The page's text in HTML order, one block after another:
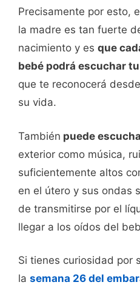
Precisamente por esto,
la madre es tan fuerte
nacimiento y es que
bebé podrá escuchar
que te reconocerá
su vida.
También puede
exterior como música,
suficientemente altos
en el útero y sus ondas
de transmitirse por el
llegar a los oídos del
Si tienes curiosidad por
la semana 26 del